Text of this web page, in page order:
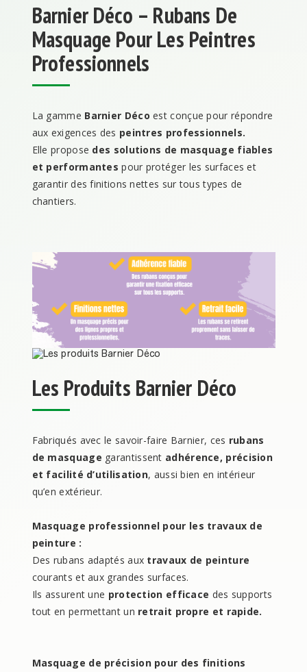
Barnier Déco – Rubans De
Masquage Pour Les Peintres
Professionnels
La gamme Barnier Déco est conçue pour répondre
aux exigences des peintres professionnels.
Elle propose des solutions de masquage fiables
et performantes pour protéger les surfaces et
garantir des finitions nettes sur tous types de
chantiers.
Les Produits Barnier Déco
Fabriqués avec le savoir-faire Barnier, ces rubans
de masquage garantissent adhérence, précision
et facilité d’utilisation, aussi bien en intérieur
qu’en extérieur.
Masquage professionnel pour les travaux de
peinture :
Des rubans adaptés aux travaux de peinture
courants et aux grandes surfaces.
Ils assurent une protection efficace des supports
tout en permettant un retrait propre et rapide.
Masquage de précision pour des finitions